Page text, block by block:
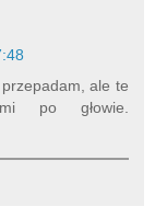
ale te
po głowie.